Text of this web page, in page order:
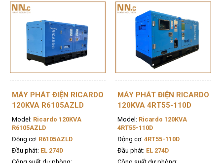
MÁY PHÁT ĐIỆN RICARDO
120KVA R6105AZLD
Model: Ricardo 120KVA
R6105AZLD
Động cơ: R6105AZLD
Đầu phát: EL 274D
MÁY PHÁT ĐIỆN RICARDO
120KVA 4RT55-110D
Model: Ricardo 120KVA
4RT55-110D
Động cơ: 4RT55-110D
Đầu phát: EL 274D